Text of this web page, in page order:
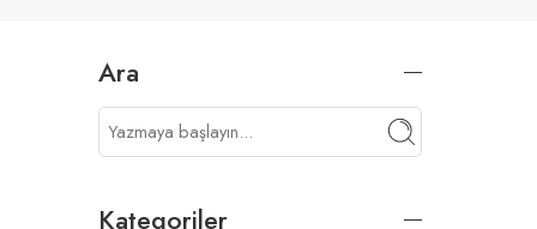
Ara
Kategoriler